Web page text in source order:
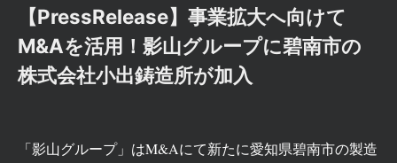
【PressRelease】事業拡大へ向けて
M&Aを活用！影山グループに碧南市の
株式会社小出鋳造所が加入
「影山グループ」はM&Aにて新たに愛知県碧南市の製造